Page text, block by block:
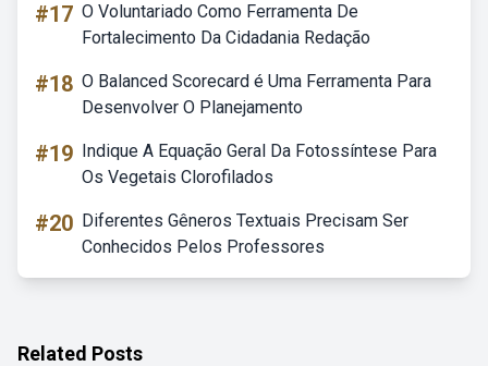
#17 O Voluntariado Como Ferramenta De
Fortalecimento Da Cidadania Redação
#18 O Balanced Scorecard é Uma Ferramenta Para
Desenvolver O Planejamento
#19 Indique A Equação Geral Da Fotossíntese Para
Os Vegetais Clorofilados
#20 Diferentes Gêneros Textuais Precisam Ser
Conhecidos Pelos Professores
Related Posts